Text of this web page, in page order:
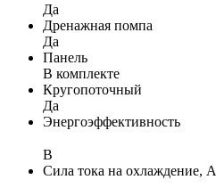
Да
Дренажная помпа
Да
Панель
В комплекте
Кругопоточный
Да
Энергоэффективность
B
Сила тока на охлаждение, А